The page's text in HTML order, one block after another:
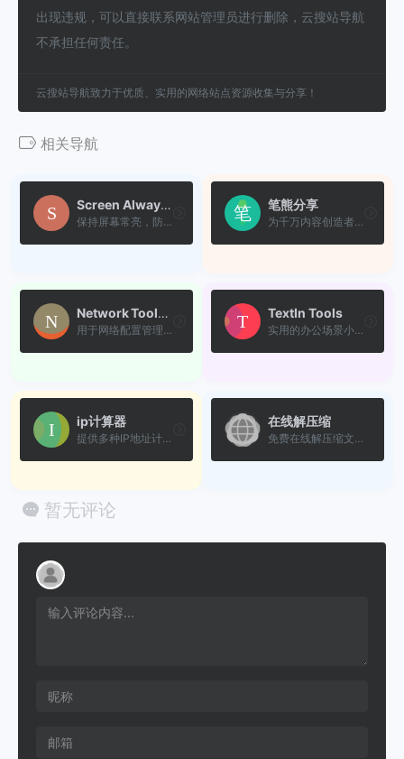
出现违规，可以直接联系网站管理员进行删除，云搜站导航
不承担任何责任。
云搜站导航致力于优质、实用的网络站点资源收集与分享！
相关导航
Screen Always On
保持屏幕常亮，防止因系统休...
笔熊分享
为千万内容创造者提供内容安...
Network Tools Hub
用于网络配置管理、协议转换...
TextIn Tools
实用的办公场景小工具，高精...
ip计算器
提供多种IP地址计算工具的网站
在线解压缩
免费在线解压缩文件工具，支...
暂无评论